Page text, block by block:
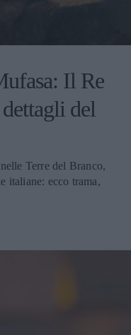
Il Re
del
Terre del Branco,
italiane: ecco trama,